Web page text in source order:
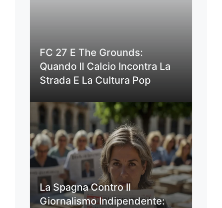
FC 27 E The Grounds:
Quando Il Calcio Incontra La
Strada E La Cultura Pop
La Spagna Contro Il
Giornalismo Indipendente: